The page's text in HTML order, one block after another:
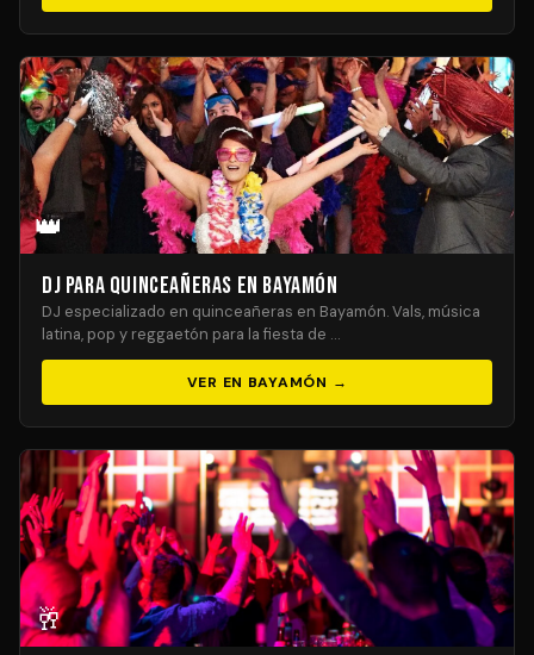
👑
DJ para Quinceañeras en Bayamón
DJ especializado en quinceañeras en Bayamón. Vals, música
latina, pop y reggaetón para la fiesta de …
VER EN BAYAMÓN →
🥂